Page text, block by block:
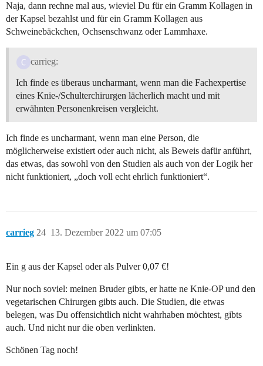
Naja, dann rechne mal aus, wieviel Du für ein Gramm Kollagen in
der Kapsel bezahlst und für ein Gramm Kollagen aus
Schweinebäckchen, Ochsenschwanz oder Lammhaxe.
carrieg:
Ich finde es überaus uncharmant, wenn man die Fachexpertise
eines Knie-/Schulterchirurgen lächerlich macht und mit
erwähnten Personenkreisen vergleicht.
Ich finde es uncharmant, wenn man eine Person, die
möglicherweise existiert oder auch nicht, als Beweis dafür anführt,
das etwas, das sowohl von den Studien als auch von der Logik her
nicht funktioniert, „doch voll echt ehrlich funktioniert“.
carrieg 13. Dezember 2022 um 07:05
24
Ein g aus der Kapsel oder als Pulver 0,07 €!
Nur noch soviel: meinen Bruder gibts, er hatte ne Knie-OP und den
vegetarischen Chirurgen gibts auch. Die Studien, die etwas
belegen, was Du offensichtlich nicht wahrhaben möchtest, gibts
auch. Und nicht nur die oben verlinkten.
Schönen Tag noch!